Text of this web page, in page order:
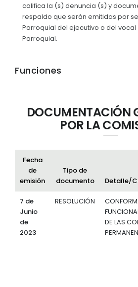
Procesos de contratación
Ejecución Presupuestaria
Obras y proyectos
califica la (s) denuncia (s) y
respaldo que serán emitidas por
Parroquial del ejecutivo o del
Parroquial.
Funciones
DOCUMENTACIÓN
POR LA
Fecha
de
emisión
Tipo de
documento
Detalle/
7 de
Junio
de
2023
RESOLUCIÓN
DE LAS